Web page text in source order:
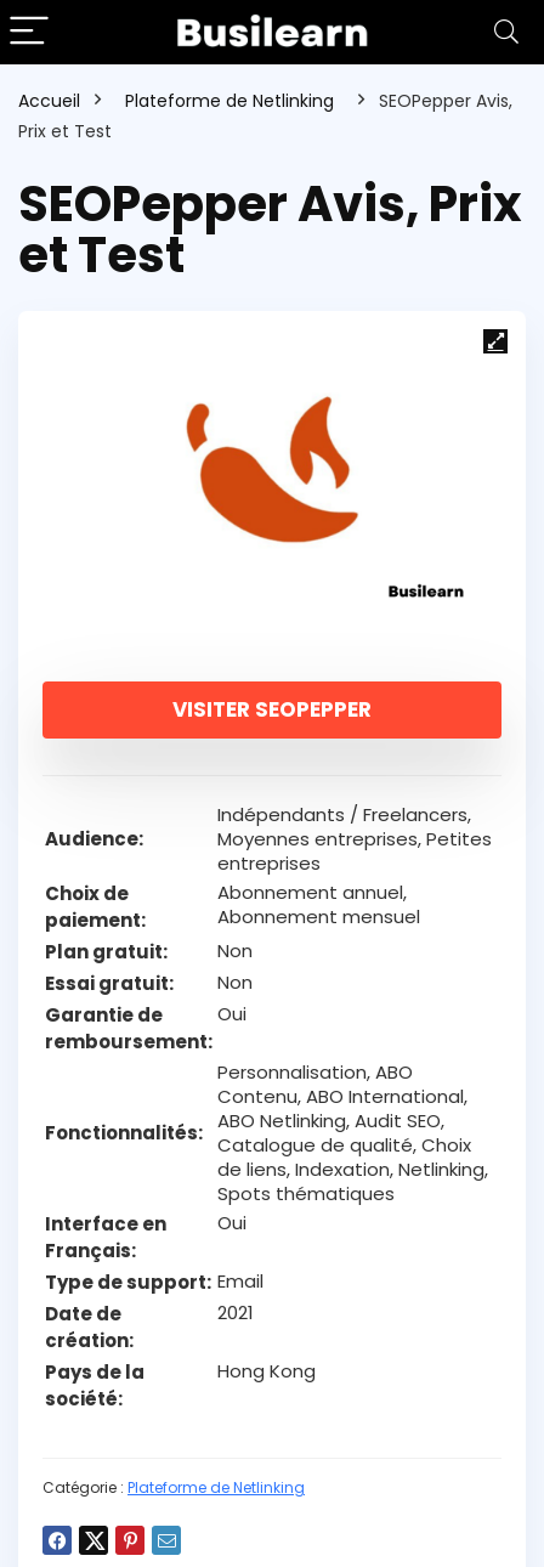
Accueil Plateforme de Netlinking
SEOPepper Avis,
Prix et Test
SEOPepper Avis, Prix
et Test
VISITER SEOPEPPER
Audience
Indépendants / Freelancers,
Moyennes entreprises, Petites
entreprises
Choix de
paiement
Abonnement annuel,
Abonnement mensuel
Plan gratuit
Non
Essai gratuit
Non
Garantie de
remboursement
Oui
Fonctionnalités
Personnalisation, ABO
Contenu, ABO International,
ABO Netlinking, Audit SEO,
Catalogue de qualité, Choix
de liens, Indexation, Netlinking,
Spots thématiques
Interface en
Français
Oui
Type de support Email
Date de
création
2021
Pays de la
société
Hong Kong
Catégorie : Plateforme de Netlinking